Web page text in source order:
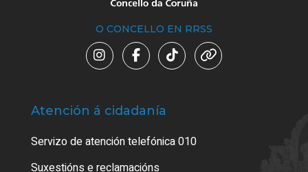
O CONCELLO EN RRSS
Atención á cidadanía
Servizo de atención telefónica 010
Suxestións e reclamacións